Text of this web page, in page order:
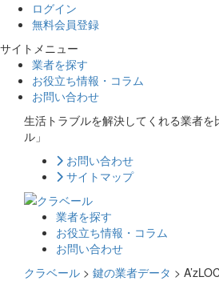
ログイン
無料会員登録
サイトメニュー
業者を探す
お役立ち情報・コラム
お問い合わせ
生活トラブルを解決してくれる業者を
ル」
お問い合わせ
サイトマップ
業者を探す
お役立ち情報・コラム
お問い合わせ
クラベール > 鍵の業者データ >